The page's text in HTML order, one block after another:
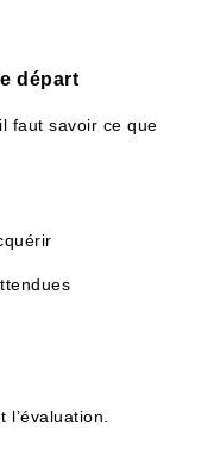
départ
faut savoir ce que